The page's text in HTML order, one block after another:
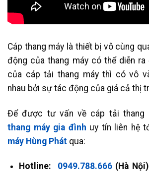
Cáp thang máy là thiết bị vô cùng
động của thang máy có thể diễn
của cáp tải thang máy thì có vô
nhau bởi sự tác động của giá cả thị
Để được tư vấn về cáp tải thang
thang máy gia đình uy tín liên hệ
máy Hùng Phát qua:
Hotline: 0949.788.666 (Hà